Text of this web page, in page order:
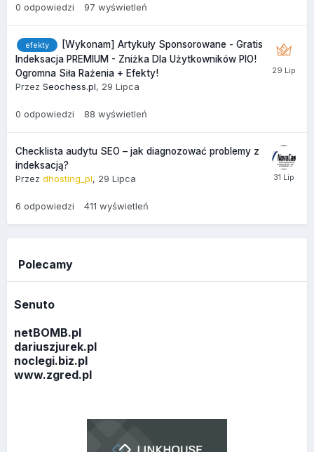
0 odpowiedzi 97 wyświetleń
efekty
[Wykonam] Artykuły Sponsorowane - Gratis
Indeksacja PREMIUM - Zniżka Dla Użytkowników PIO!
Ogromna Siła Rażenia + Efekty!
Przez Seochess.pl, 29 Lipca
0 odpowiedzi 88 wyświetleń
Checklista audytu SEO – jak diagnozować problemy z
indeksacją?
Przez dhosting_pl, 29 Lipca
6 odpowiedzi 411 wyświetleń
Polecamy
Senuto
netBOMB.pl
dariuszjurek.pl
noclegi.biz.pl
www.zgred.pl